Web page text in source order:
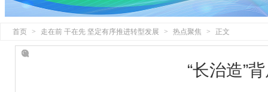
首页 > 走在前 干在先 坚定有序推进转型发展 > 热点聚焦 > 正文
“长治造”